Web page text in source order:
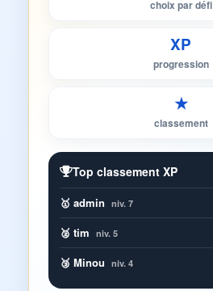
choix par défi
XP
progression
★
classement
Top classement XP
🥇 admin niv. 7
🥈 tim niv. 5
🥉 Minou niv. 4